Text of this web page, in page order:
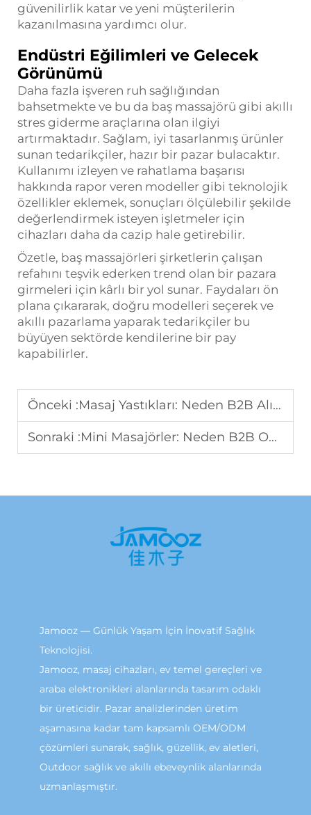
güvenilirlik katar ve yeni müşterilerin
kazanılmasına yardımcı olur.
Endüstri Eğilimleri ve Gelecek
Görünümü
Daha fazla işveren ruh sağlığından
bahsetmekte ve bu da baş massajörü gibi akıllı
stres giderme araçlarına olan ilgiyi
artırmaktadır. Sağlam, iyi tasarlanmış ürünler
sunan tedarikçiler, hazır bir pazar bulacaktır.
Kullanımı izleyen ve rahatlama başarısı
hakkında rapor veren modeller gibi teknolojik
özellikler eklemek, sonuçları ölçülebilir şekilde
değerlendirmek isteyen işletmeler için
cihazları daha da cazip hale getirebilir.
Özetle, baş massajörleri şirketlerin çalışan
refahını teşvik ederken trend olan bir pazara
girmeleri için kârlı bir yol sunar. Faydaları ön
plana çıkararak, doğru modelleri seçerek ve
akıllı pazarlama yaparak tedarikçiler bu
büyüyen sektörde kendilerine bir pay
kapabilirler.
Önceki :Masaj Yastıkları: Neden B2B Alıcılar Bu Refah Kategorisine Öncelik Veriyor
Sonraki :Mini Masajörler: Neden B2B Online Satışlarda Öne Çıkıyor?
Jamooz — Günlük Yaşam İçin İnovatif Sağlık
Teknolojisi.
Jamooz, masaj cihazları, ev temel gereçleri ve
araba elektronikleri alanlarında tasarım odaklı
bir üreticidir. Pazar analizlerinden üretim
aşamasına kadar tam kapsamlı OEM/ODM
çözümleri sunarak, sağlık, güzellik, ev aletleri,
Outdoor sağlık ve akıllı ebeveynlik alanlarında
uzmanlaşmıştır.